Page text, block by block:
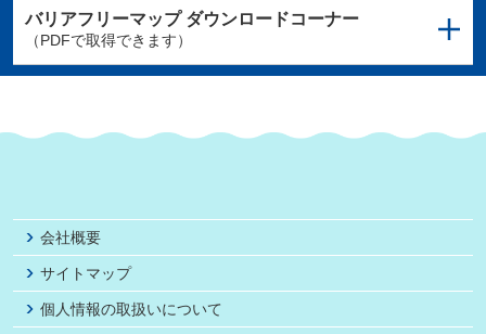
バリアフリーマップダウンロードコーナー
（PDFで取得できます）
会社概要
サイトマップ
個人情報の取扱いについて